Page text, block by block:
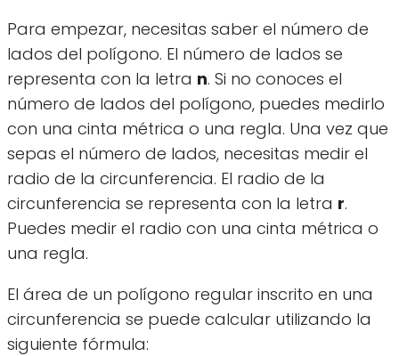
Para empezar, necesitas saber el número de
lados del polígono. El número de lados se
representa con la letra n. Si no conoces el
número de lados del polígono, puedes medirlo
con una cinta métrica o una regla. Una vez que
sepas el número de lados, necesitas medir el
radio de la circunferencia. El radio de la
circunferencia se representa con la letra r.
Puedes medir el radio con una cinta métrica o
una regla.
El área de un polígono regular inscrito en una
circunferencia se puede calcular utilizando la
siguiente fórmula: